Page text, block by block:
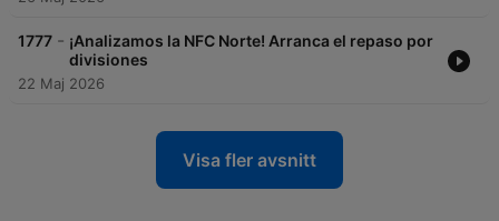
1777 - ¡Analizamos la NFC Norte! Arranca el repaso por
divisiones
22 Maj 2026
Visa fler avsnitt